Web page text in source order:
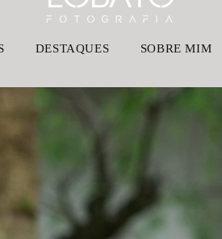
DESTAQUES SOBRE MIM